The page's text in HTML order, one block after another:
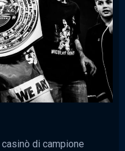
di campione